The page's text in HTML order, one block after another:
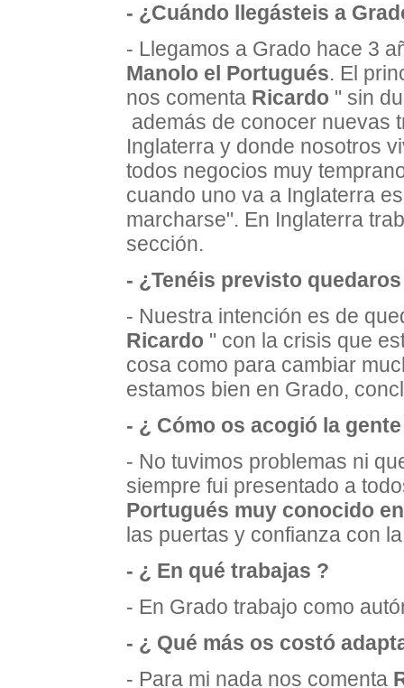
- ¿Cuándo llegásteis a
- Llegamos a Grado hace 3
Manolo el Portugués. El
nos comenta Ricardo " sin
además de conocer nuevas
Inglaterra y donde nosotros
todos negocios muy
cuando uno va a Inglaterra
marcharse". En Inglaterra
sección.
- ¿Tenéis previsto
- Nuestra intención es de
Ricardo " con la crisis que
cosa como para cambiar
estamos bien en Grado,
- ¿ Cómo os acogió la
- No tuvimos problemas ni
siempre fui presentado a
Portugués muy conocido
las puertas y confianza con
- ¿ En qué trabajas ?
- En Grado trabajo como
- ¿ Qué más os costó
- Para mi nada nos comenta